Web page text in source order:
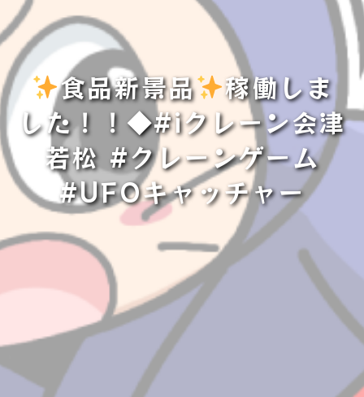
食品新景品
稼働しま
した！！◆#iクレーン会津
若松 #クレーンゲーム
#UFOキャッチャー